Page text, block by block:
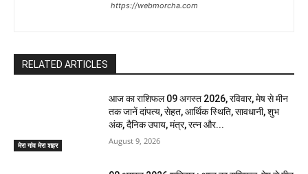
https://webmorcha.com
RELATED ARTICLES
मेरा गांव मेरा शहर
आज का राशिफल 09 अगस्त 2026, रविवार, मेष से मीन
तक जानें दांपत्य, सेहत, आर्थिक स्थिति, सावधानी, शुभ
अंक, दैनिक उपाय, मंत्र, रत्न और...
August 9, 2026